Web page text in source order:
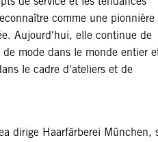
comme une pionnière
Aujourd'hui, elle continue de
mode dans le monde entier
le cadre d'ateliers et de
dirige Haarfärberei München,